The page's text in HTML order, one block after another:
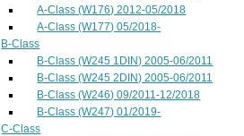
A-Class (W176) 2012-05/2018
A-Class (W177) 05/2018-
B-Class
B-Class (W245 1DIN) 2005-06/2011
B-Class (W245 2DIN) 2005-06/2011
B-Class (W246) 09/2011-12/2018
B-Class (W247) 01/2019-
C-Class